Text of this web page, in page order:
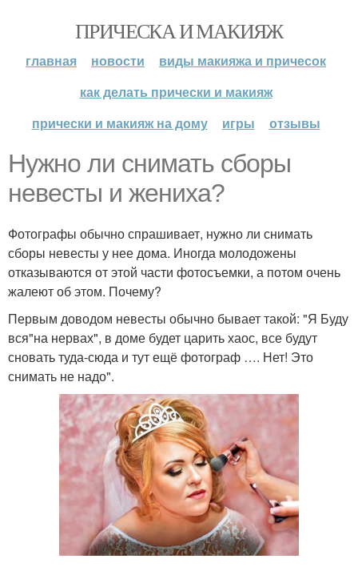
ПРИЧЕСКА И МАКИЯЖ
главная новости
виды макияжа и причесок
как делать прически и макияж
прически и макияж на дому
игры отзывы
Нужно ли снимать сборы
невесты и жениха?
Фотографы обычно спрашивает, нужно ли снимать
сборы невесты у нее дома. Иногда молодожены
отказываются от этой части фотосъемки, а потом очень
жалеют об этом. Почему?
Первым доводом невесты обычно бывает такой: "Я Буду
вся"на нервах", в доме будет царить хаос, все будут
сновать туда-сюда и тут ещё фотограф …. Нет! Это
снимать не надо".